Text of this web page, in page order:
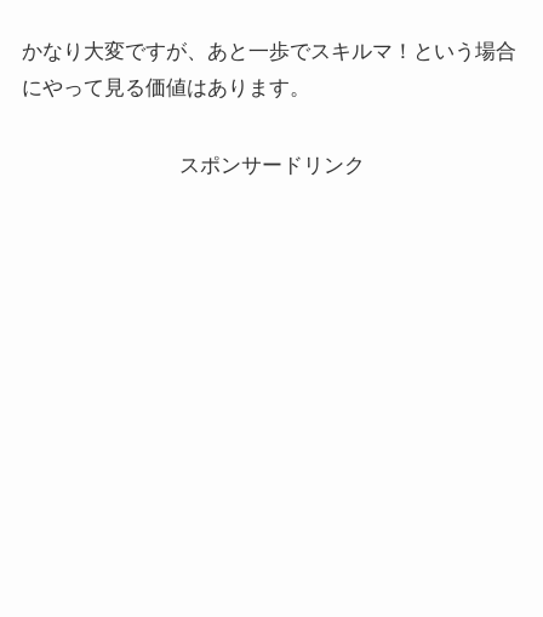
かなり大変ですが、あと一歩でスキルマ！という場合
にやって見る価値はあります。
スポンサードリンク